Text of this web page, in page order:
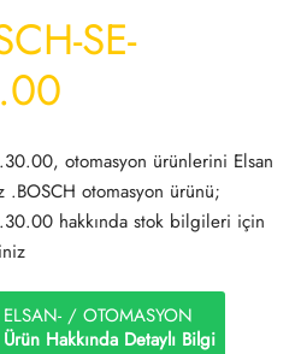
SE-
otomasyon ürünlerini Elsan
.BOSCH otomasyon ürünü;
hakkında stok bilgileri için
ELSAN- / OTOMASYON
Ürün Hakkında Detaylı Bilgi